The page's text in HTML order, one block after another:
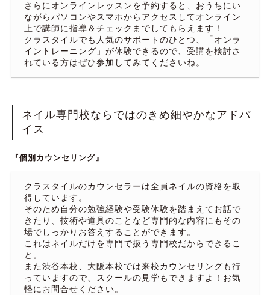
さらにオンラインレッスンを予約すると、おうちにい
ながらパソコンやスマホからアクセスしてオンライン
上で講師に指導＆チェックまでしてもらえます！
クラスタイルでも人気のサポートのひとつ、「オンラ
イントレーニング」が体験できるので、受講を検討さ
れている方はぜひ参加してみてくださいね。
ネイル専門校ならではのきめ細やかなアドバ
イス
『個別カウンセリング』
クラスタイルのカウンセラーは全員ネイルの資格を取
得しています。
そのため自分の勉強経験や受験体験を踏まえてお話で
きたり、技術や道具のことなど専門的な内容にもその
場でしっかりお答えすることができます。
これはネイルだけを専門で扱う専門校だからできるこ
と。
また渋谷本校、大阪本校では来校カウンセリングも行
っていますので、スクールの見学もできますよ！お気
軽にお問合せください。